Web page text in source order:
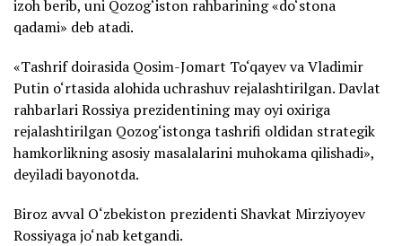
izoh berib, uni Qozog‘iston rahbarining «do‘stona
qadami» deb atadi.
«Tashrif doirasida Qosim-Jomart To‘qayev va Vladimir
Putin o‘rtasida alohida uchrashuv rejalashtirilgan. Davlat
rahbarlari Rossiya prezidentining may oyi oxiriga
rejalashtirilgan Qozog‘istonga tashrifi oldidan strategik
hamkorlikning asosiy masalalarini muhokama qilishadi»,
deyiladi bayonotda.
Biroz avval O‘zbekiston prezidenti Shavkat Mirziyoyev
Rossiyaga jo‘nab ketgandi.